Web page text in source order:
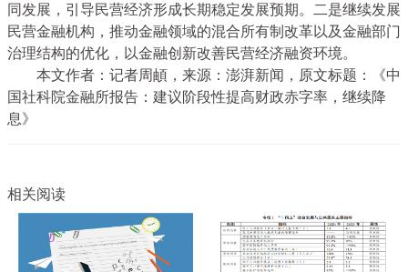
同发展，引导民营经济形成长期稳定发展预期。二是继续发展
民营金融机构，推动金融领域的混合所有制改革以及金融部门
治理结构的优化，以金融创新改善民营经济融资环境。
本文作者：记者周頔，来源：澎湃新闻，原文标题：《中
国社科院金融所报告：建议阶段性提高财政赤字率，继续降
息》
相关阅读